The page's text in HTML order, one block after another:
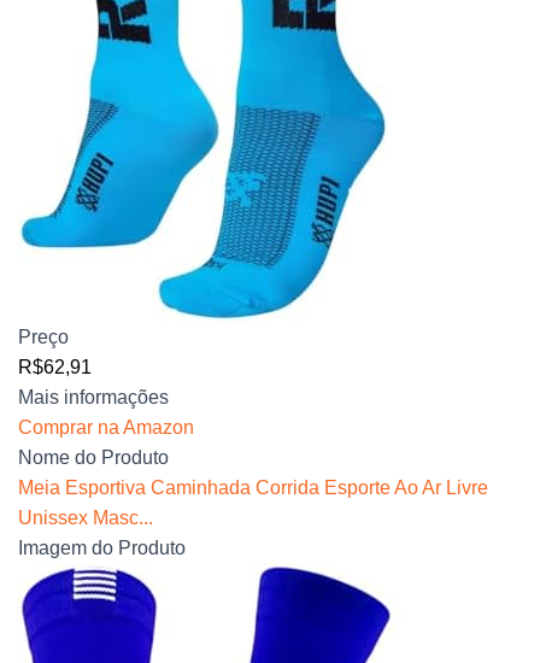
Preço
R$62,91
Mais informações
Comprar na Amazon
Nome do Produto
Meia Esportiva Caminhada Corrida Esporte Ao Ar Livre
Unissex Masc...
Imagem do Produto